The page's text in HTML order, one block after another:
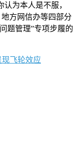
认为本人是不服，
方网信办等四部分
题管理”专项步履的
飞轮效应